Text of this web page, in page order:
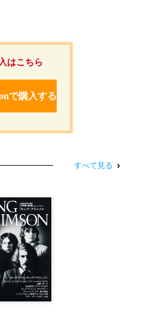
はこちら
で購入する
すべて見る